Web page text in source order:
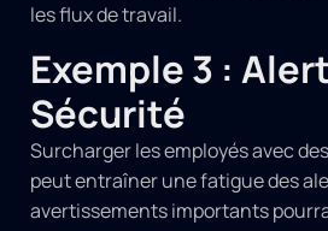
les flux de travail.
Exemple 3 :
Sécurité
Surcharger les employés avec
peut entraîner une fatigue des
avertissements importants